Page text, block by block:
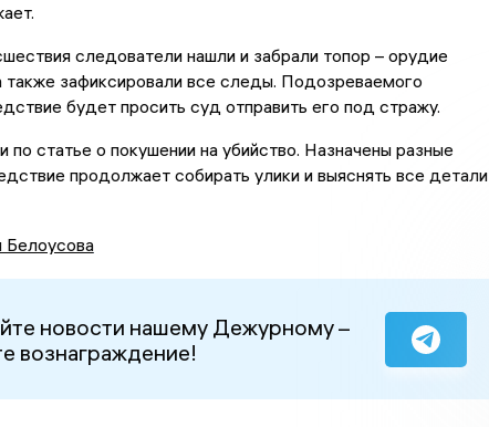
следователи нашли и забрали топор – орудие
также зафиксировали все следы. Подозреваемого
будет просить суд отправить его под стражу.
по статье о покушении на убийство. Назначены разные
продолжает собирать улики и выяснять все детали
Белоусова
новости нашему Дежурному –
вознаграждение!